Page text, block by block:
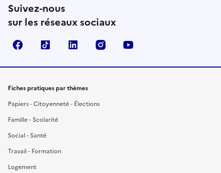
Suivez-nous
sur les réseaux sociaux
FacebookTikTok LinkedIn Instagram
Fiches pratiques par thèmes
Papiers - Citoyenneté - Élections
Famille - Scolarité
Social - Santé
Travail - Formation
Logement